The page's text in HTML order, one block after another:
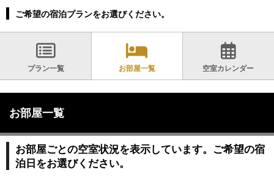
ご希望の宿泊プランをお選びください。
プラン一覧 お部屋一覧 空室カレンダー
お部屋一覧
お部屋ごとの空室状況を表示しています。ご希望の宿
泊日をお選びください。